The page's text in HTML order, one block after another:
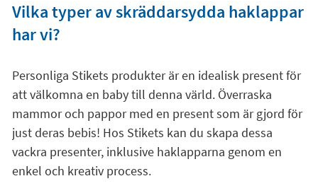
Vilka typer av skräddarsydda haklappar
har vi?
Personliga Stikets produkter är en idealisk present för
att välkomna en baby till denna värld. Överraska
mammor och pappor med en present som är gjord för
just deras bebis! Hos Stikets kan du skapa dessa
vackra presenter, inklusive haklapparna genom en
enkel och kreativ process.